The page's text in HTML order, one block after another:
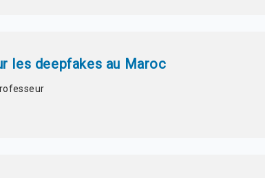
les deepfakes au Maroc